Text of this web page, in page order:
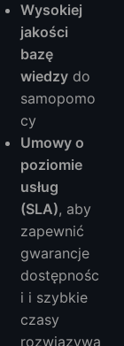
Wysokiej
jakości
bazę
wiedzy do
samopomo
cy
Umowy o
poziomie
usług
(SLA), aby
zapewnić
gwarancje
dostępnośc
i i szybkie
czasy
rozwiązywa